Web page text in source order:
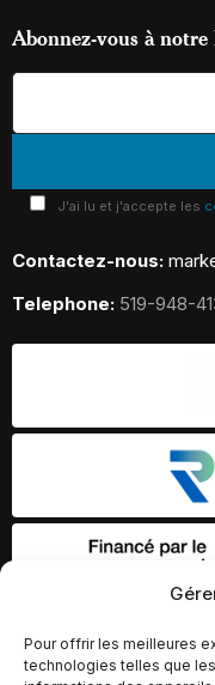
Pour offrir les meilleures
technologies telles que
Abonnez-vous à notre
J'ai lu et j'accepte les
Contactez-nous:
Telephone: 519-948-